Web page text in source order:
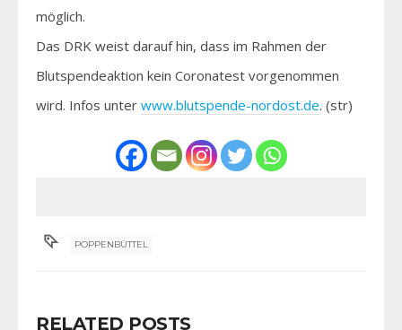
möglich.
Das DRK weist darauf hin, dass im Rahmen der
Blutspendeaktion kein Coronatest vorgenommen
wird. Infos unter www.blutspende-nordost.de. (str)
POPPENBÜTTEL
RELATED POSTS